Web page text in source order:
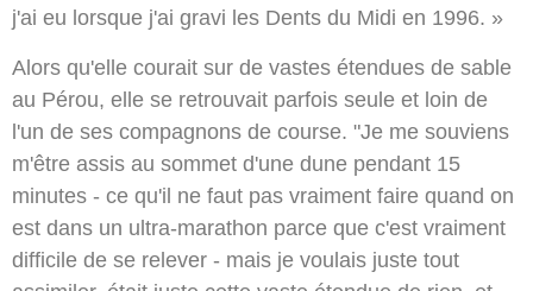
j'ai eu lorsque j'ai gravi les Dents du Midi en 1996. »
Alors qu'elle courait sur de vastes étendues de sable
au Pérou, elle se retrouvait parfois seule et loin de
l'un de ses compagnons de course. "Je me souviens
m'être assis au sommet d'une dune pendant 15
minutes - ce qu'il ne faut pas vraiment faire quand on
est dans un ultra-marathon parce que c'est vraiment
difficile de se relever - mais je voulais juste tout